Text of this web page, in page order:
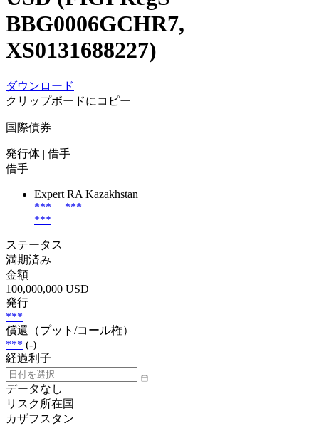
BBG0006GCHR7,
XS0131688227)
ダウンロード
クリップボードにコピー
国際債券
発行体 | 借手
借手
Expert RA Kazakhstan
***
| ***
***
ステータス
満期済み
金額
100,000,000 USD
発行
***
償還（プット/コール権）
*** (-)
経過利子
データなし
リスク所在国
カザフスタン